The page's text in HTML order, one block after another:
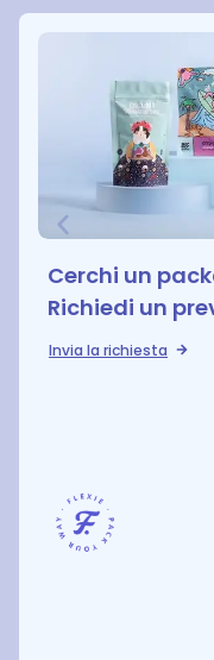
Cerchi un
Richiedi un
Invia la richiesta